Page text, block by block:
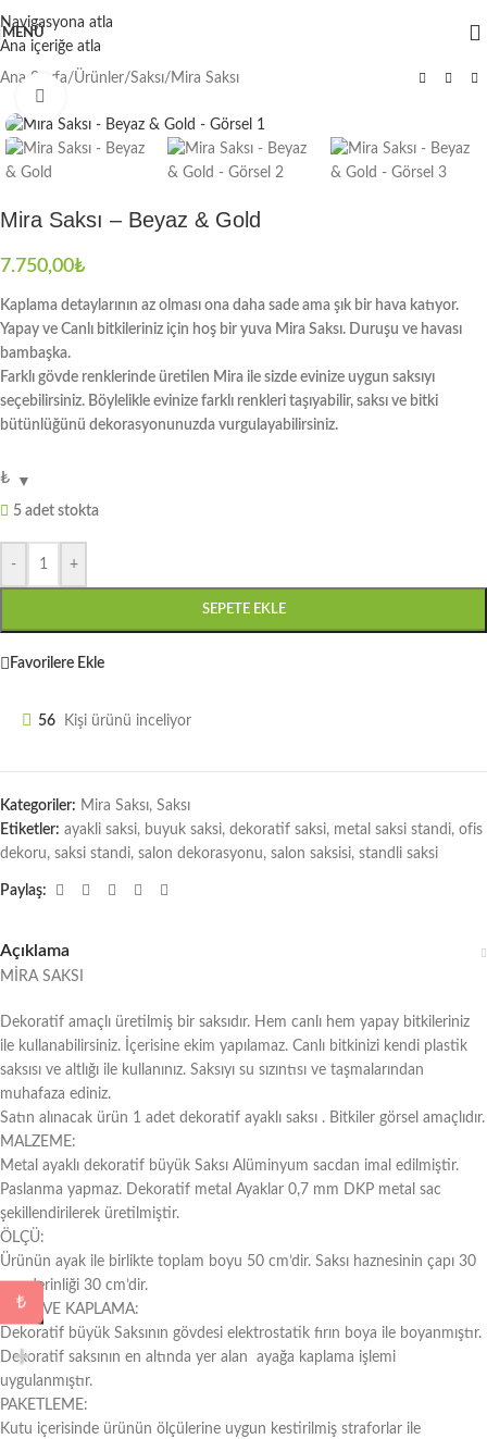
Navigasyona atla
Ana içeriğe atla
MENÜ
Ana Sayfa/Ürünler/Saksı/ Mira Saksı
Mira Saksı – Beyaz & Gold
7.750,00₺
Kaplama detaylarının az olması ona daha sade ama şık bir hava katıyor.
Yapay ve Canlı bitkileriniz için hoş bir yuva Mira Saksı. Duruşu ve havası
bambaşka.
Farklı gövde renklerinde üretilen Mira ile sizde evinize uygun saksıyı
seçebilirsiniz. Böylelikle evinize farklı renkleri taşıyabilir, saksı ve bitki
bütünlüğünü dekorasyonunuzda vurgulayabilirsiniz.
₺
5 adet stokta
- +
SEPETE EKLE
Favorilere Ekle
56 Kişi ürünü inceliyor
Kategoriler: Mira Saksı, Saksı
Etiketler: ayakli saksi, buyuk saksi, dekoratif saksi, metal saksi standi, ofis
dekoru, saksi standi, salon dekorasyonu, salon saksisi, standli saksi
Paylaş:
Açıklama
MİRA SAKSI
Dekoratif amaçlı üretilmiş bir saksıdır. Hem canlı hem yapay bitkileriniz
ile kullanabilirsiniz. İçerisine ekim yapılamaz. Canlı bitkinizi kendi plastik
saksısı ve altlığı ile kullanınız. Saksıyı su sızıntısı ve taşmalarından
muhafaza ediniz.
Satın alınacak ürün 1 adet dekoratif ayaklı saksı . Bitkiler görsel amaçlıdır.
MALZEME:
Metal ayaklı dekoratif büyük Saksı Alüminyum sacdan imal edilmiştir.
Paslanma yapmaz. Dekoratif metal Ayaklar 0,7 mm DKP metal sac
şekillendirilerek üretilmiştir.
ÖLÇÜ:
Ürünün ayak ile birlikte toplam boyu 50 cm’dir. Saksı haznesinin çapı 30
cm, derinliği 30 cm’dir.
BOYA VE KAPLAMA:
Dekoratif büyük Saksının gövdesi elektrostatik fırın boya ile boyanmıştır.
Dekoratif saksının en altında yer alan ayağa kaplama işlemi
uygulanmıştır.
PAKETLEME:
Kutu içerisinde ürünün ölçülerine uygun kestirilmiş straforlar ile
₺